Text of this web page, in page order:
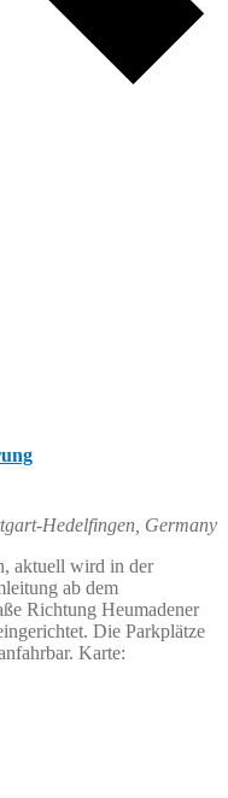
Hedelfingen, Germany
aktuell wird in der
ab dem
Richtung Heumadener
Die Parkplätze
Karte: